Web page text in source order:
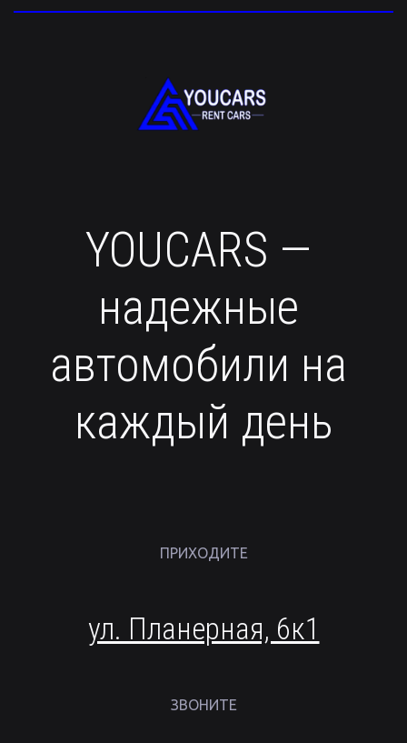
YOUCARS —
надежные
автомобили на
каждый день
ПРИХОДИТЕ
ул. Планерная, 6к1
ЗВОНИТЕ